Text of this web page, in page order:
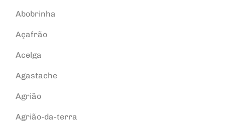
Abobrinha
Açafrão
Acelga
Agastache
Agrião
Agrião-da-terra